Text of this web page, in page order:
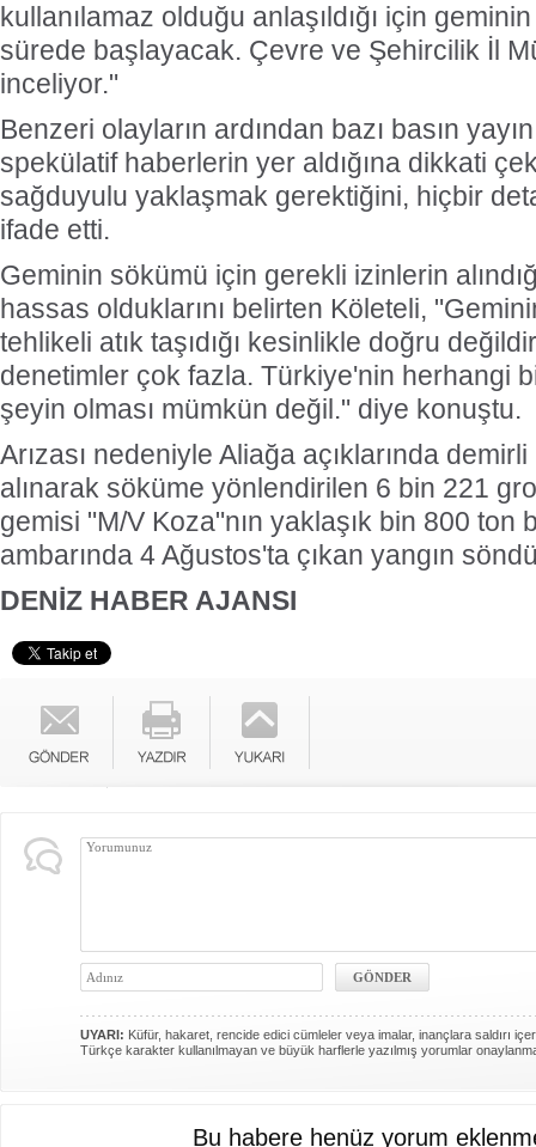
kullanılamaz olduğu anlaşıldığı için
sürede başlayacak. Çevre ve Şehircilik İl
inceliyor."
Benzeri olayların ardından bazı basın
spekülatif haberlerin yer aldığına dikkati
sağduyulu yaklaşmak gerektiğini, hiçbir
ifade etti.
Geminin sökümü için gerekli izinlerin
hassas olduklarını belirten Köleteli,
tehlikeli atık taşıdığı kesinlikle doğru
denetimler çok fazla. Türkiye'nin herhangi
şeyin olması mümkün değil." diye konuştu.
Arızası nedeniyle Aliağa açıklarında
alınarak söküme yönlendirilen 6 bin 221
gemisi "M/V Koza"nın yaklaşık bin 800 ton
ambarında 4 Ağustos'ta çıkan yangın
DENİZ HABER AJANSI
UYARI: Küfür, hakaret, rencide edici cümleler veya imalar, inançlara saldırı
Türkçe karakter kullanılmayan ve büyük harflerle yazılmış yorumlar
Bu habere henüz yorum